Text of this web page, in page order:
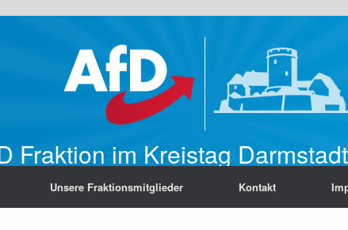
Fraktion im Kreistag
Unsere Fraktionsmitglieder Kontakt